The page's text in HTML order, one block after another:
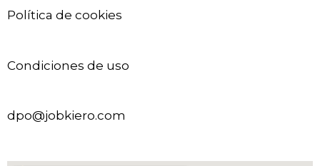
Política de cookies
Condiciones de uso
dpo@jobkiero.com